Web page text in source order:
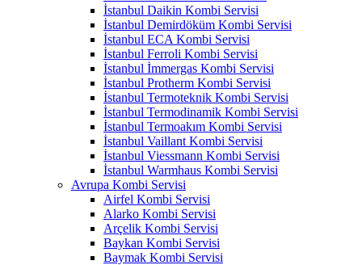
İstanbul Daikin Kombi Servisi
İstanbul Demirdöküm Kombi Servisi
İstanbul ECA Kombi Servisi
İstanbul Ferroli Kombi Servisi
İstanbul İmmergas Kombi Servisi
İstanbul Protherm Kombi Servisi
İstanbul Termoteknik Kombi Servisi
İstanbul Termodinamik Kombi Servisi
İstanbul Termoakım Kombi Servisi
İstanbul Vaillant Kombi Servisi
İstanbul Viessmann Kombi Servisi
İstanbul Warmhaus Kombi Servisi
Avrupa Kombi Servisi
Airfel Kombi Servisi
Alarko Kombi Servisi
Arçelik Kombi Servisi
Baykan Kombi Servisi
Baymak Kombi Servisi